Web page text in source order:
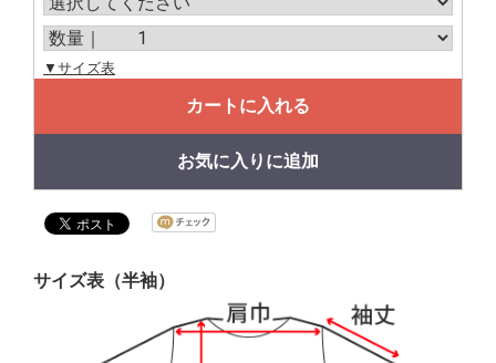
▼サイズ表
カートに入れる
お気に入りに追加
サイズ表（半袖）